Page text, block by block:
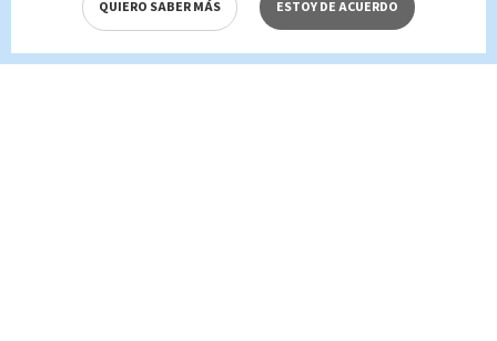
QUIERO SABER MÁS ESTOY DE ACUERDO